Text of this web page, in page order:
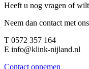
Heeft u nog vragen of
Neem dan contact met
T 0572 357 164
E info@klink-nijland.nl
Contact opnemen